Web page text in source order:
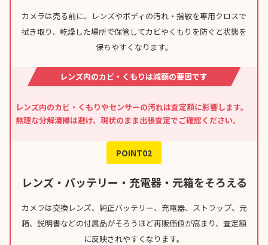
カメラは売る前に、レンズやボディの汚れ・指紋を専用クロスで
拭き取り、乾燥した場所で保管してカビやくもりを防ぐと状態を
保ちやすくなります。
レンズ内のカビ・くもりは減額の要因です
レンズ内のカビ・くもりやセンサーの汚れは査定額に影響します。
無理な分解清掃は避け、現状のまま出張査定でご確認ください。
POINT02
レンズ・バッテリー・充電器・元箱をそろえる
カメラは交換レンズ、純正バッテリー、充電器、ストラップ、元
箱、説明書などの付属品がそろうほど再販価値が高まり、査定額
に反映されやすくなります。